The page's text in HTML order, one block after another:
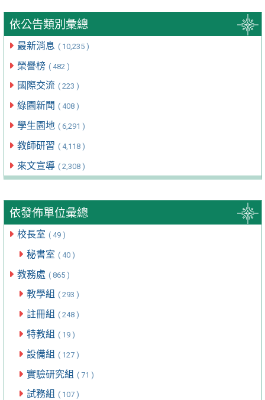
依公告類別彙總
最新消息 ( 10,235 )
榮譽榜 ( 482 )
國際交流 ( 223 )
綠園新聞 ( 408 )
學生園地 ( 6,291 )
教師研習 ( 4,118 )
來文宣導 ( 2,308 )
依發佈單位彙總
校長室 ( 49 )
秘書室 ( 40 )
教務處 ( 865 )
教學組 ( 293 )
註冊組 ( 248 )
特教組 ( 19 )
設備組 ( 127 )
實驗研究組 ( 71 )
試務組 ( 107 )